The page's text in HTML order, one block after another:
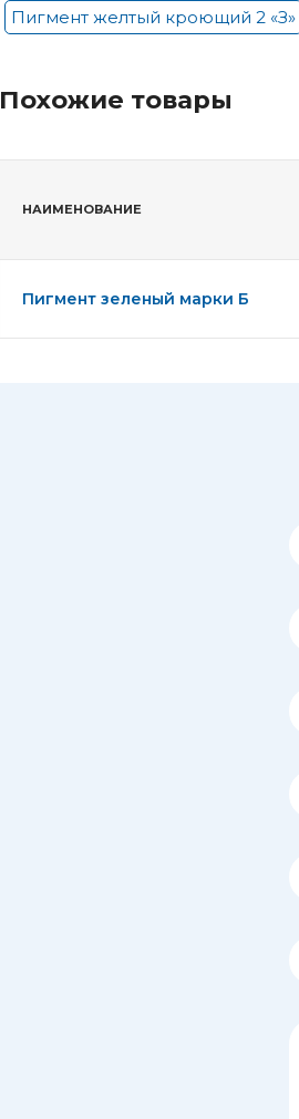
Пигмент желтый кроющий 2 «З»
Похожие товары
НАИМЕНОВАНИЕ
Пигмент зеленый марки Б